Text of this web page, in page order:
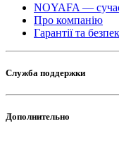
NOYAFA —
Про компанію
Гарантії та
Служба поддержки
Дополнительно